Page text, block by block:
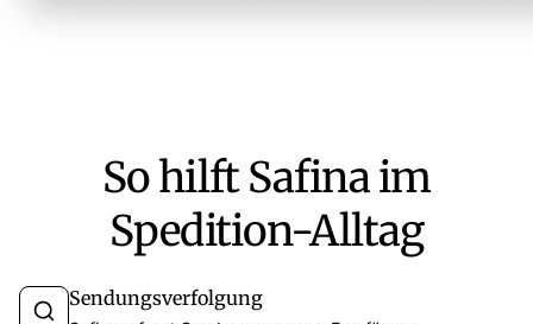
So hilft Safina im
Spedition-Alltag
Sendungsverfolgung